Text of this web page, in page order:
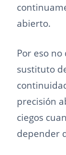
abierto.
Por eso
sustituto
precisión
ciegos
depender